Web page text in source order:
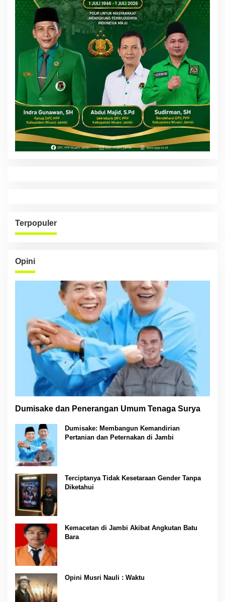
Terpopuler
Opini
Dumisake dan Penerangan Umum Tenaga Surya
Dumisake: Membangun Kemandirian
Pertanian dan Peternakan di Jambi
Terciptanya Tidak Kesetaraan Gender Tanpa
Diketahui
Kemacetan di Jambi Akibat Angkutan Batu
Bara
Opini Musri Nauli : Waktu